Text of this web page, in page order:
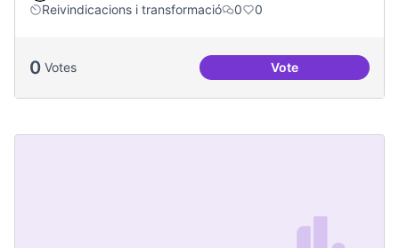
Reivindicacions i transformació
0 0
0 Votes VotePassejades